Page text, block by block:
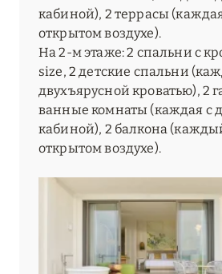
кабиной), 2 террасы
открытом воздухе).
На 2-м этаже: 2 спальни с
size, 2 детские спальни
двухъярусной кроватью), 2
ванные комнаты (каждая с
кабиной), 2 балкона
открытом воздухе).